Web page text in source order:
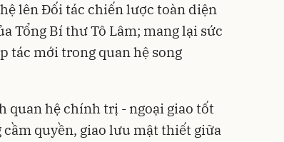
lên Đối tác chiến lược toàn diện
Tổng Bí thư Tô Lâm; mang lại sức
tác mới trong quan hệ song
quan hệ chính trị - ngoại giao tốt
quyền, giao lưu mật thiết giữa